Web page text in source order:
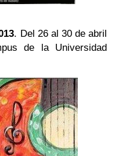
. Del 26 al 30 de abril
de la Universidad